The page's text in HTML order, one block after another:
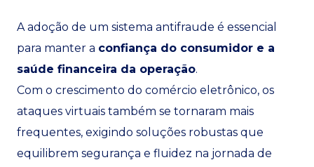
A adoção de um sistema antifraude é essencial
para manter a confiança do consumidor e a
saúde financeira da operação.
Com o crescimento do comércio eletrônico, os
ataques virtuais também se tornaram mais
frequentes, exigindo soluções robustas que
equilibrem segurança e fluidez na jornada de